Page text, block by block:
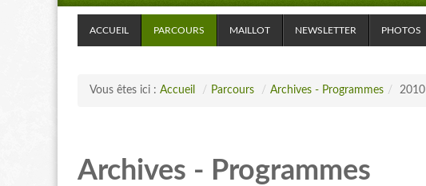
ACCUEIL PARCOURS MAILLOT NEWSLETTER PHOTOS
Vous êtes ici : Accueil / Parcours / Archives - Programmes / 2010
Archives - Programmes